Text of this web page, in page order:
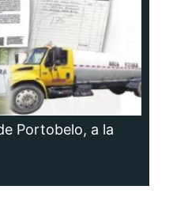
Portobelo, a la